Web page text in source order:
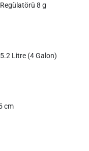
8 g
Litre (4 Galon)
cm